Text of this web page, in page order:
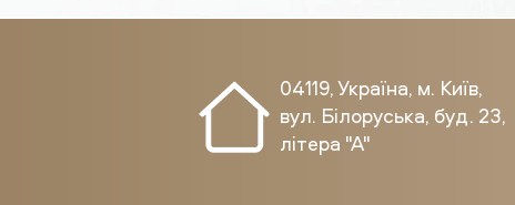
04119, Україна, м. Київ,
вул. Білоруська, буд. 23,
літера "А"